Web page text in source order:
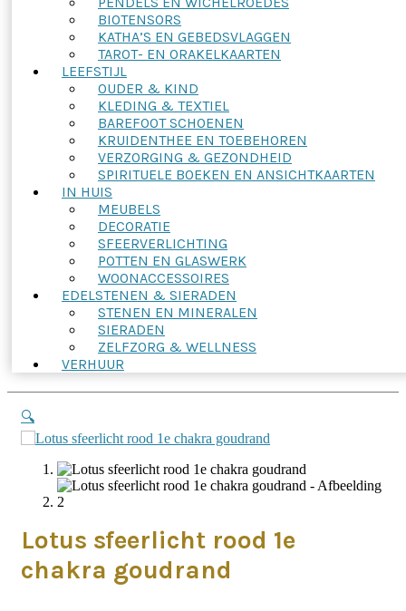
BIOTENSORS
KATHA’S EN GEBEDSVLAGGEN
TAROT- EN ORAKELKAARTEN
LEEFSTIJL
OUDER & KIND
KLEDING & TEXTIEL
BAREFOOT SCHOENEN
KRUIDENTHEE EN TOEBEHOREN
VERZORGING & GEZONDHEID
SPIRITUELE BOEKEN EN ANSICHTKAARTEN
IN HUIS
MEUBELS
DECORATIE
SFEERVERLICHTING
POTTEN EN GLASWERK
WOONACCESSOIRES
EDELSTENEN & SIERADEN
STENEN EN MINERALEN
SIERADEN
ZELFZORG & WELLNESS
VERHUUR
🔍
Lotus sfeerlicht rood 1e
chakra goudrand